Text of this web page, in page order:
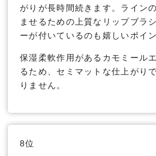
がりが長時間続きます。ライン
ませるための上質なリップブラ
ーが付いているのも嬉しいポイ
保湿柔軟作用があるカモミール
るため、セミマットな仕上がり
りません。
8位